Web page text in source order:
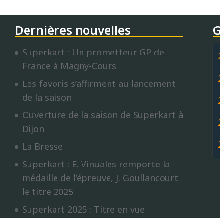
Dernières nouvelles
Superkart : Un prometteur GP de
France à Magny-Cours
Les favoris s’affirment au lancement
de la saison
Ouverture de la saison de Superkart à
Dijon
La Bresse
Superkart : E. Vinuales remporte la
médaille de l’épreuve, J. Goullancourt
le titre 2025
Superkart 2025 : Titre en vue